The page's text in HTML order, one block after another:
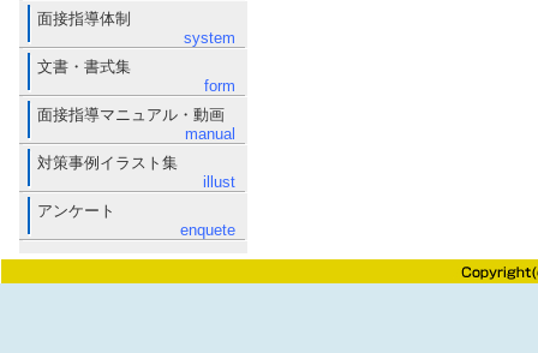
面接指導体制
system
文書・書式集
form
面接指導マニュアル・動画
manual
対策事例イラスト集
illust
アンケート
enquete